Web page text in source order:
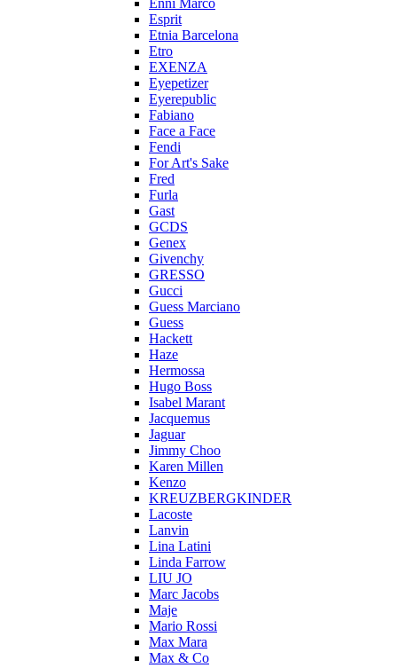
Enni Marco
Esprit
Etnia Barcelona
Etro
EXENZA
Eyepetizer
Eyerepublic
Fabiano
Face a Face
Fendi
For Art's Sake
Fred
Furla
Gast
GCDS
Genex
Givenchy
GRESSO
Gucci
Guess Marciano
Guess
Hackett
Haze
Hermossa
Hugo Boss
Isabel Marant
Jacquemus
Jaguar
Jimmy Choo
Karen Millen
Kenzo
KREUZBERGKINDER
Lacoste
Lanvin
Lina Latini
Linda Farrow
LIU JO
Marc Jacobs
Maje
Mario Rossi
Max Mara
Max & Co